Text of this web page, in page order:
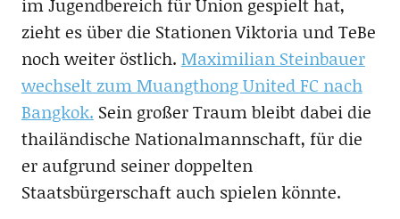
im Jugendbereich für Union gespielt hat,
zieht es über die Stationen Viktoria und TeBe
noch weiter östlich. Maximilian Steinbauer
wechselt zum Muangthong United FC nach
Bangkok. Sein großer Traum bleibt dabei die
thailändische Nationalmannschaft, für die
er aufgrund seiner doppelten
Staatsbürgerschaft auch spielen könnte.